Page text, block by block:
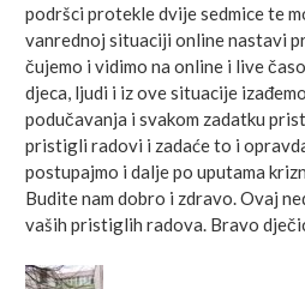
podršci protekle dvije sedmice te
vanrednoj situaciji online nastavi
čujemo i vidimo na online i live
djeca, ljudi i iz ove situacije
podučavanja i svakom zadatku
pristigli radovi i zadaće to i
postupajmo i dalje po uputama
Budite nam dobro i zdravo. Ovaj
vaših pristiglih radova. Bravo